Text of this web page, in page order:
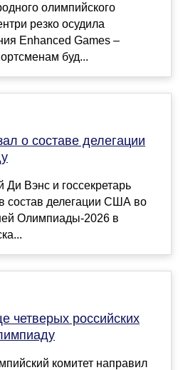
олимпийского
резко осудила
Enhanced Games –
буд...
о составе делегации
Вэнс и госсекретарь
состав делегации США во
Олимпиады-2026 в
четверых российских
комитет направил